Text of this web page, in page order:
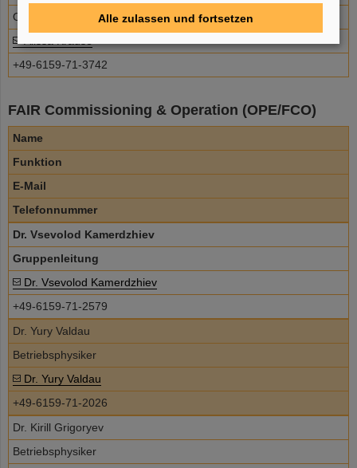
Operateurin
+49-6159-71-3742
FAIR Commissioning & Operation (OPE/FCO)
Name
Funktion
E-Mail
Telefonnummer
Dr. Vsevolod Kamerdzhiev
Gruppenleitung
Dr. Vsevolod Kamerdzhiev
+49-6159-71-2579
Dr. Yury Valdau
Betriebsphysiker
Dr. Yury Valdau
+49-6159-71-2026
Dr. Kirill Grigoryev
Betriebsphysiker
Alle zulassen und fortsetzen